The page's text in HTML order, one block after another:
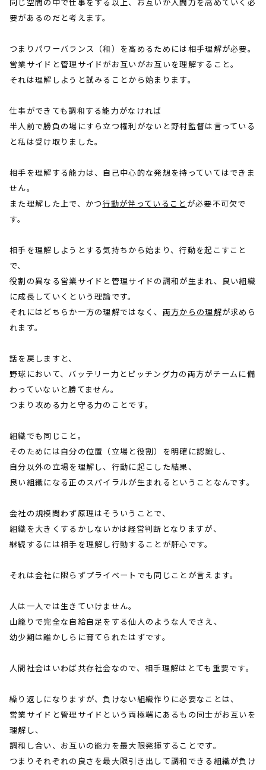
同じ空間の中で仕事をする以上、お互いが人間力を高めていく必
要があるのだと考えます。
つまりパワーバランス（和）を高めるためには相手理解が必要。
営業サイドと管理サイドがお互いがお互いを理解すること。
それは理解しようと試みることから始まります。
仕事ができても調和する能力がなければ
半人前で勝負の場にすら立つ権利がないと野村監督は言っている
と私は受け取りました。
相手を理解する能力は、自己中心的な発想を持っていてはできま
せん。
また理解した上で、かつ行動が伴っていること が必要不可欠で
す。
相手を理解しようとする気持ちから始まり、行動を起こすこと
で、
役割の異なる営業サイドと管理サイドの調和が生まれ、良い組織
に成長していくという理論です。
それにはどちらか一方の理解ではなく、 両方からの理解が求めら
れます。
話を戻しますと、
野球において、バッテリー力とピッチング力の両方がチームに備
わっていないと勝てません。
つまり攻める力と守る力のことです。
組織でも同じこと。
そのためには自分の位置（立場と役割）を明確に認識し、
自分以外の立場を理解し、行動に起こした結果、
良い組織になる正のスパイラルが生まれるということなんです。
会社の規模問わず原理はそういうことで、
組織を大きくするかしないかは経営判断となりますが、
継続するには相手を理解し行動することが肝心です。
それは会社に限らずプライベートでも同じことが言えます。
人は一人では生きていけません。
山籠りで完全な自給自足をする仙人のような人でさえ、
幼少期は誰かしらに育てられたはずです。
人間社会はいわば共存社会なので、相手理解はとても重要です。
繰り返しになりますが、負けない組織作りに必要なことは、
営業サイドと管理サイドという両極端にあるもの同士がお互いを
理解し、
調和し合い、お互いの能力を最大限発揮することです。
つまりそれぞれの良さを最大限引き出して調和できる組織が負け